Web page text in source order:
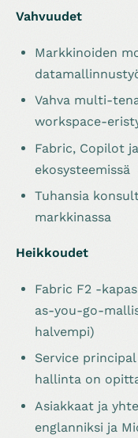
Vahvuudet
Markkinoiden
Vahva multi-
workspace-
Fabric, Copilot
ekosysteemissä
Tuhansia
markkinassa
Heikkoudet
Fabric F2 -
as-you-go-
halvempi)
Service
hallinta on
Asiakkaat ja
englanniksi ja